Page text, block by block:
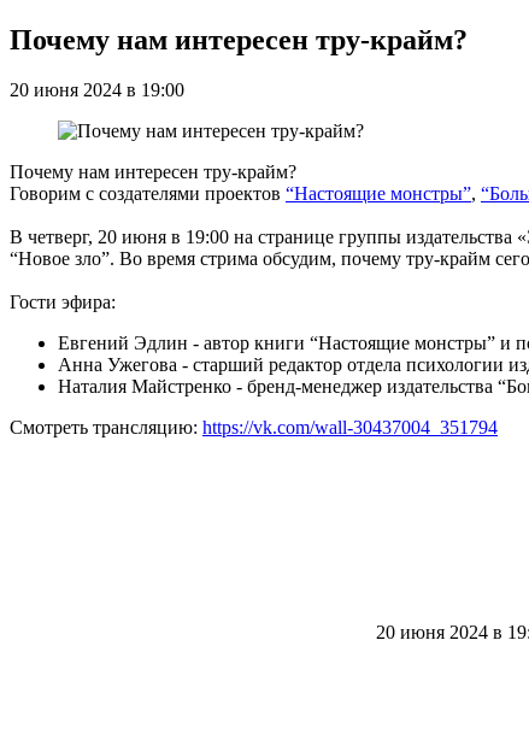
Почему нам интересен тру-крайм?
20 июня 2024 в 19:00
Почему нам интересен тру-крайм?
Говорим с создателями проектов “Настоящие монстры”,
В четверг, 20 июня в 19:00 на странице группы
“Новое зло”. Во время стрима обсудим, почему тру-крайм
Гости эфира:
Евгений Эдлин - автор книги “Настоящие монстры” и
Анна Ужегова - старший редактор отдела психологии
Наталия Майстренко - бренд-менеджер издательства
Смотреть трансляцию: https://vk.com/wall-30437004_351794
20 июня 2024 в